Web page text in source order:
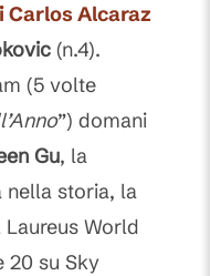
Carlos Alcaraz
(n.4).
(5 volte
”) domani
Gu, la
storia, la
World
20 su Sky